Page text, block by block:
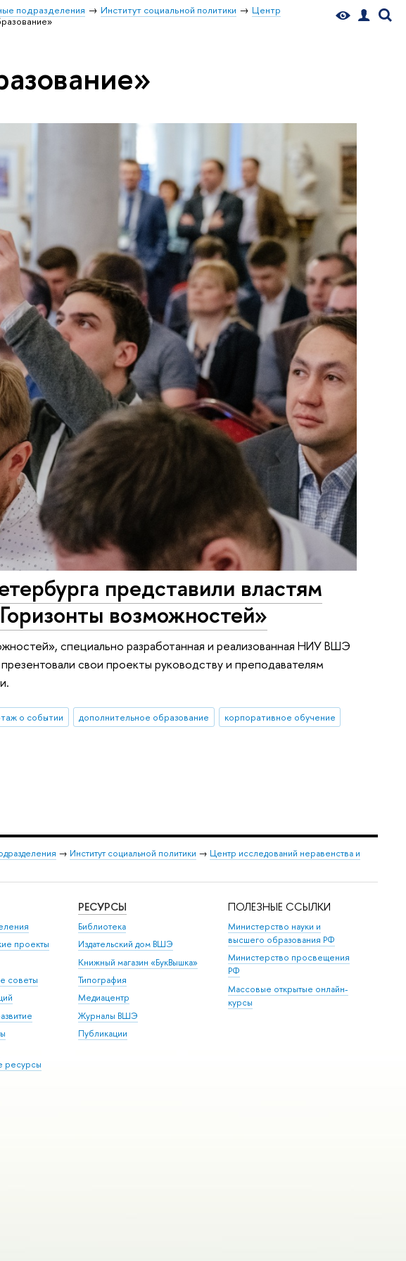
подразделения Институт социальной политики
Центр
представили властям
возможностей»
специально разработанная и реализованная НИУ ВШЭ
свои проекты руководству и преподавателям
о событии дополнительное образование корпоративное обучение
→ Институт социальной политики → Центр исследований неравенства и
проекты
советы
ресурсы
РЕСУРСЫ
Библиотека
Издательский дом ВШЭ
Книжный магазин «БукВышка»
Типография
Медиацентр
Журналы ВШЭ
Публикации
ПОЛЕЗНЫЕ ССЫЛКИ
Министерство науки и
высшего образования РФ
Министерство просвещения
РФ
Массовые открытые онлайн-
курсы